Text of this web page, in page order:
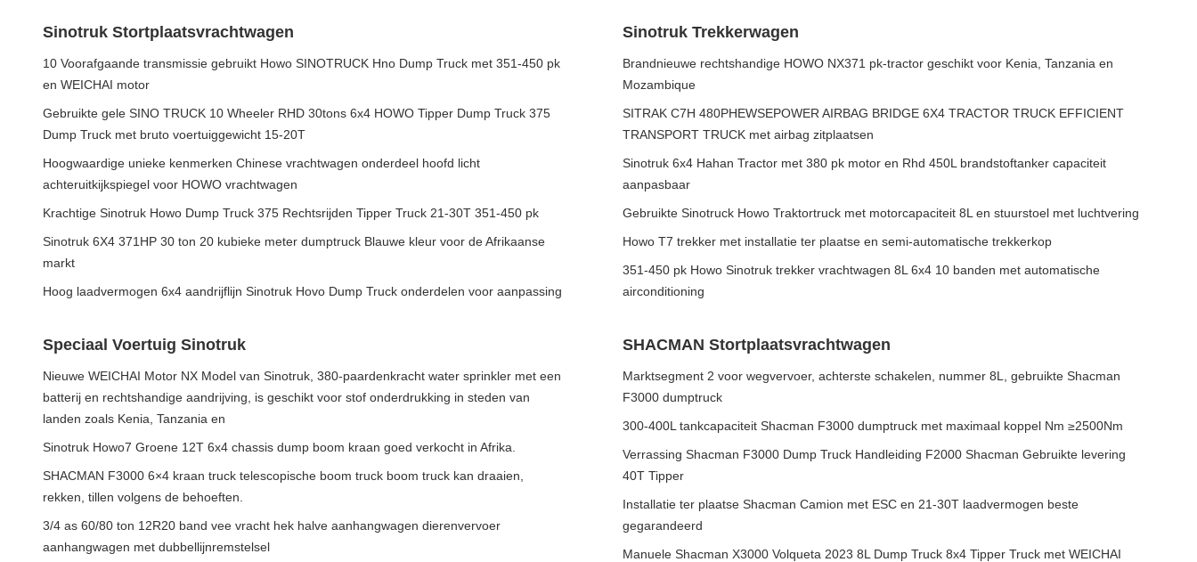
Sinotruk Stortplaatsvrachtwagen
10 Voorafgaande transmissie gebruikt Howo SINOTRUCK Hno Dump Truck met 351-450 pk
en WEICHAI motor
Gebruikte gele SINO TRUCK 10 Wheeler RHD 30tons 6x4 HOWO Tipper Dump Truck 375
Dump Truck met bruto voertuiggewicht 15-20T
Hoogwaardige unieke kenmerken Chinese vrachtwagen onderdeel hoofd licht
achteruitkijkspiegel voor HOWO vrachtwagen
Krachtige Sinotruk Howo Dump Truck 375 Rechtsrijden Tipper Truck 21-30T 351-450 pk
Sinotruk 6X4 371HP 30 ton 20 kubieke meter dumptruck Blauwe kleur voor de Afrikaanse
markt
Hoog laadvermogen 6x4 aandrijflijn Sinotruk Hovo Dump Truck onderdelen voor aanpassing
Sinotruk Trekkerwagen
Brandnieuwe rechtshandige HOWO NX371 pk-tractor geschikt voor Kenia, Tanzania en
Mozambique
SITRAK C7H 480PHEWSEPOWER AIRBAG BRIDGE 6X4 TRACTOR TRUCK EFFICIENT
TRANSPORT TRUCK met airbag zitplaatsen
Sinotruk 6x4 Hahan Tractor met 380 pk motor en Rhd 450L brandstoftanker capaciteit
aanpasbaar
Gebruikte Sinotruck Howo Traktortruck met motorcapaciteit 8L en stuurstoel met luchtvering
Howo T7 trekker met installatie ter plaatse en semi-automatische trekkerkop
351-450 pk Howo Sinotruk trekker vrachtwagen 8L 6x4 10 banden met automatische
airconditioning
Speciaal Voertuig Sinotruk
Nieuwe WEICHAI Motor NX Model van Sinotruk, 380-paardenkracht water sprinkler met een
batterij en rechtshandige aandrijving, is geschikt voor stof onderdrukking in steden van
landen zoals Kenia, Tanzania en
Sinotruk Howo7 Groene 12T 6x4 chassis dump boom kraan goed verkocht in Afrika.
SHACMAN F3000 6×4 kraan truck telescopische boom truck boom truck kan draaien,
rekken, tillen volgens de behoeften.
3/4 as 60/80 ton 12R20 band vee vracht hek halve aanhangwagen dierenvervoer
aanhangwagen met dubbellijnremstelsel
SHACMAN Stortplaatsvrachtwagen
Marktsegment 2 voor wegvervoer, achterste schakelen, nummer 8L, gebruikte Shacman
F3000 dumptruck
300-400L tankcapaciteit Shacman F3000 dumptruck met maximaal koppel Nm ≥2500Nm
Verrassing Shacman F3000 Dump Truck Handleiding F2000 Shacman Gebruikte levering
40T Tipper
Installatie ter plaatse Shacman Camion met ESC en 21-30T laadvermogen beste
gegarandeerd
Manuele Shacman X3000 Volqueta 2023 8L Dump Truck 8x4 Tipper Truck met WEICHAI